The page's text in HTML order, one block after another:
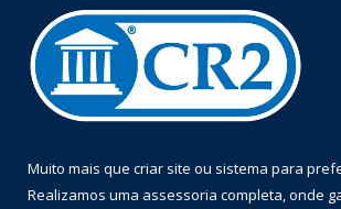
Muito mais que criar site ou sistema para
Realizamos uma assessoria completa, onde